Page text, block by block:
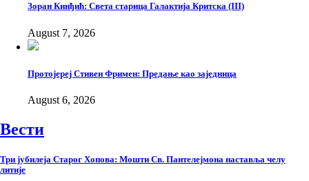
Зоран Кинђић: Света старица Галактија Критска (III)
August 7, 2026
Протојереј Стивен Фримен: Предање као заједница
August 6, 2026
Вести
Три јубилеја Старог Хопова: Мошти Св. Пантелејмона наставља челу
литије